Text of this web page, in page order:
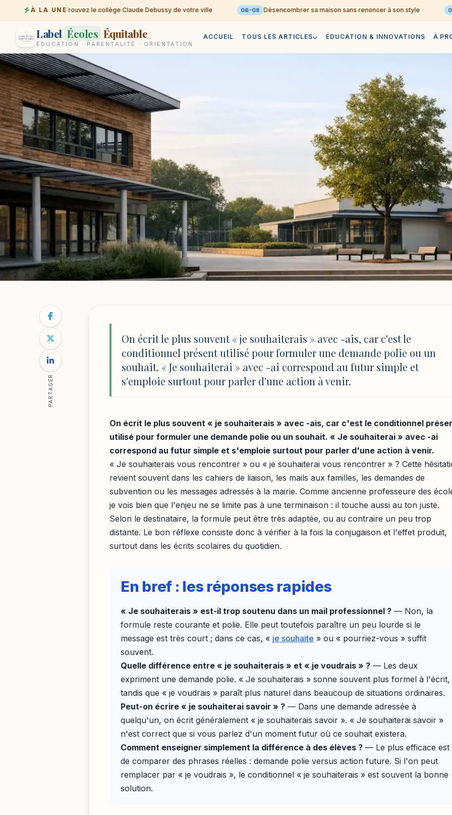
À LA UNE
07-08 Trouvez le collège Claude Debussy de votre ville 06-08 Désencombrer sa maison sans renoncer à son style 06-
Label Écoles Équitable
ÉDUCATION · PARENTALITÉ · ORIENTATION
ACCUEIL TOUS LES ARTICLES ÉDUCATION & INNOVATIONS À
NOTRE BLOG
Je souhaiterais : orthographe, usage et
exemples à l'école
Mathilde Reynaud
PARTAGER
On écrit le plus souvent « je souhaiterais » avec -ais, car c'est le
conditionnel présent utilisé pour formuler une demande polie ou un
souhait. « Je souhaiterai » avec -ai correspond au futur simple et
s'emploie surtout pour parler d'une action à venir.
On écrit le plus souvent « je souhaiterais » avec -ais, car c'est le conditionnel
utilisé pour formuler une demande polie ou un souhait. « Je souhaiterai » avec -ai
correspond au futur simple et s'emploie surtout pour parler d'une action à venir.
« Je souhaiterais vous rencontrer » ou « je souhaiterai vous rencontrer » ? Cette
revient souvent dans les cahiers de liaison, les mails aux familles, les demandes de
subvention ou les messages adressés à la mairie. Comme ancienne professeure des
je vois bien que l'enjeu ne se limite pas à une terminaison : il touche aussi au ton juste.
Selon le destinataire, la formule peut être très adaptée, ou au contraire un peu trop
distante. Le bon réflexe consiste donc à vérifier à la fois la conjugaison et l'effet produit,
surtout dans les écrits scolaires du quotidien.
En bref : les réponses rapides
« Je souhaiterais » est-il trop soutenu dans un mail professionnel ? — Non, la
formule reste courante et polie. Elle peut toutefois paraître un peu lourde si le
message est très court ; dans ce cas, « je souhaite » ou « pourriez-vous » suffit
souvent.
Quelle différence entre « je souhaiterais » et « je voudrais » ? — Les deux
expriment une demande polie. « Je souhaiterais » sonne souvent plus formel à l'écrit,
tandis que « je voudrais » paraît plus naturel dans beaucoup de situations ordinaires.
Peut-on écrire « je souhaiterai savoir » ? — Dans une demande adressée à
quelqu'un, on écrit généralement « je souhaiterais savoir ». « Je souhaiterai savoir »
n'est correct que si vous parlez d'un moment futur où ce souhait existera.
Comment enseigner simplement la différence à des élèves ? — Le plus efficace est
de comparer des phrases réelles : demande polie versus action future. Si l'on peut
remplacer par « je voudrais », le conditionnel « je souhaiterais » est souvent la bonne
solution.